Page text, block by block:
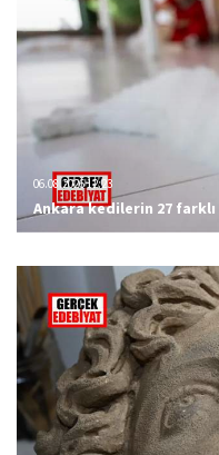
06.08.2026 12:23
Ankara kedilerin 27